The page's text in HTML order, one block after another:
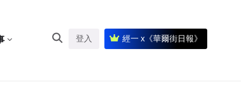
登入 經一 x《華爾街日報》